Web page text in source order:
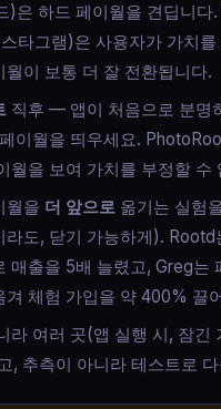
)은 하드 페이월을 견딥니다
타그램)은 사용자가 가치
월이 보통 더 잘 전환됩니다.
직후 — 앱이 처음으로 분명
이월을 띄우세요.
월을 보여 가치를 부정할 수
월을 더 앞으로 옮기는 실험
라도, 닫기 가능하게). Rootd
매출을 5배 늘렸고, Greg는
겨 체험 가입을 약 400% 끌
라 여러 곳(앱 실행 시, 잠긴
, 추측이 아니라 테스트로